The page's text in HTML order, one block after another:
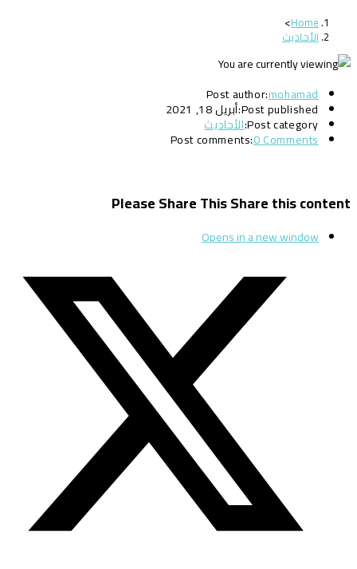
Home
>
الأحاديث
Post author:mohamad
Post published:أبريل 18, 2021
Post category:الأحاديث
Post comments:0 Comments
Please Share ThisShare this content
Opens in a new window